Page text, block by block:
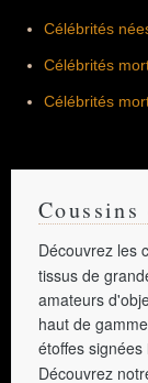
Célébrités
Célébrités
Célébrités
Découvrez les
tissus de
amateurs
haut de
étoffes signées
Découvrez